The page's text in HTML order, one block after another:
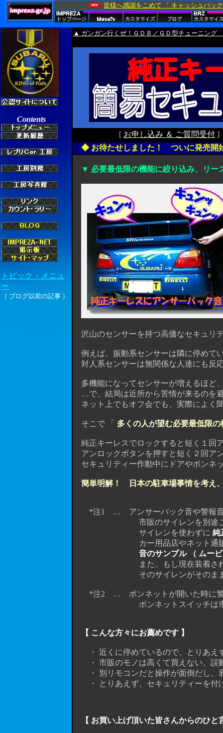
▲ ガンガン行くぜ！ＧＤＢ／ＧＤ型チューニン
[ お申し込み ＆ ご質問受付
◆ お待たせしました！ ついに発売開
▼ 必要最低限の機能に絞り込み、リー
沢山のセンサーを持つ高価なセキュリ
例えば、振動系センサーは隣に停めて
対人系センサーは無関係な人達にも反
多機能になってセンサーが増えるほど
…で、結局は近所から苦情が来るのを
ネット上でもオフ会でも、実際によく
そこで 「 多くの人が望む必要最低限の
純正キーレスでロックすると短く１回
アンロックボタンを押すと短く２回ア
セキュリティー作動中にドアやボンネ
簡単明解！ 日本の駐車場事情を考え
*注1 … アンサーバック音や警報音
市販のサイレンを別途ご用意下さ
サイレンを使わずに 純
カー用品店やネット通販で購
音のサンプル （ ムー
また、もし現在装着されている
そのサイレンがそのまま使えま
*注2 … ボンネットが開いた時に警報
ボンネットスイッチは市販のモ
【 こんな方々にお薦めです 】
・ 近くに停めているので、とりあえ
・ 市販のモノは高くて買えない、誤
・ 別リモコンだと操作が面倒だし、
・ とりあえず、セキュリティーを付
【 お買い上げ頂いた皆さんからのひ